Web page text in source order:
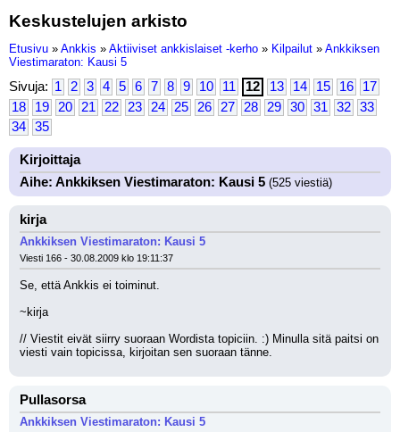
Keskustelujen arkisto
Etusivu » Ankkis » Aktiiviset ankkislaiset -kerho » Kilpailut » Ankkiksen
Viestimaraton: Kausi 5
Sivuja: 1 2 3 4 5 6 7 8 9 10 11 12 13 14 15 16
17
18
19 20 21 22 23 24 25 26 27 28 29 30 31 32
33
34
35
Kirjoittaja
Aihe: Ankkiksen Viestimaraton: Kausi 5 (525 viestiä)
kirja
Ankkiksen Viestimaraton: Kausi 5
Viesti 166 - 30.08.2009 klo 19:11:37
Se, että Ankkis ei toiminut.
~kirja
// Viestit eivät siirry suoraan Wordista topiciin. :) Minulla sitä paitsi on
viesti vain topicissa, kirjoitan sen suoraan tänne.
Pullasorsa
Ankkiksen Viestimaraton: Kausi 5